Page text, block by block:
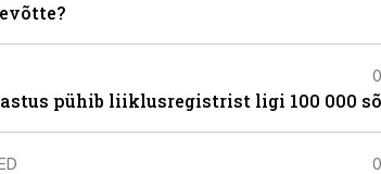
pühib liiklusregistrist ligi 100 000